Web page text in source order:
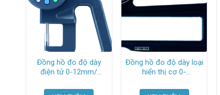
Đồng hồ đo độ dày
điện tử 0-12mm/
547-401 Mitutoyo
Đồng hồ đo độ dày loại
hiển thị cơ 0-
120mm throat 7321